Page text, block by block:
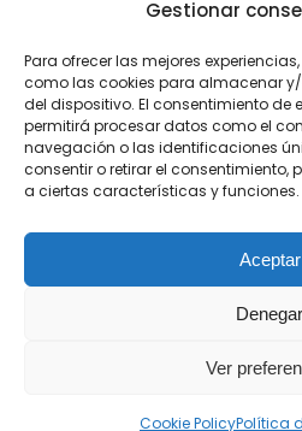
Gestionar
Para ofrecer las mejores
como las cookies para almacenar
del dispositivo. El consentimiento de
permitirá procesar datos como el
navegación o las identificaciones
consentir o retirar el
a ciertas características y funciones.
Aceptar
Denegar
Ver
Cookie PolicyPolítica
Panel Cookies
Política de privacidad
contacto@nostresol.com
Canal de Denuncias
Trabaja con nosotros